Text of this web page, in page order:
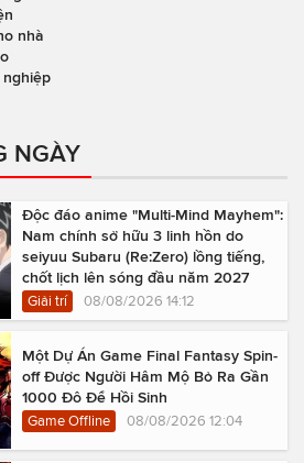
nhà
NGÀY
Độc đáo anime "Multi-Mind Mayhem":
Nam chính sở hữu 3 linh hồn do
seiyuu Subaru (Re:Zero) lồng tiếng,
chốt lịch lên sóng đầu năm 2027
Giải trí 08/08/2026 14:12
Một Dự Án Game Final Fantasy Spin-
off Được Người Hâm Mộ Bỏ Ra Gần
1000 Đô Để Hồi Sinh
Game Offline 08/08/2026 12:04